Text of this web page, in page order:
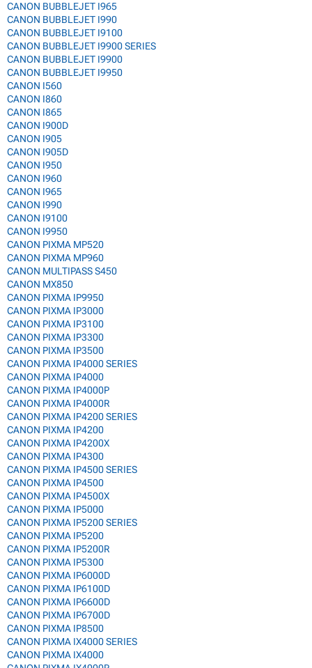
CANON BUBBLEJET I965
CANON BUBBLEJET I990
CANON BUBBLEJET I9100
CANON BUBBLEJET I9900 SERIES
CANON BUBBLEJET I9900
CANON BUBBLEJET I9950
CANON I560
CANON I860
CANON I865
CANON I900D
CANON I905
CANON I905D
CANON I950
CANON I960
CANON I965
CANON I990
CANON I9100
CANON I9950
CANON PIXMA MP520
CANON PIXMA MP960
CANON MULTIPASS S450
CANON MX850
CANON PIXMA IP9950
CANON PIXMA IP3000
CANON PIXMA IP3100
CANON PIXMA IP3300
CANON PIXMA IP3500
CANON PIXMA IP4000 SERIES
CANON PIXMA IP4000
CANON PIXMA IP4000P
CANON PIXMA IP4000R
CANON PIXMA IP4200 SERIES
CANON PIXMA IP4200
CANON PIXMA IP4200X
CANON PIXMA IP4300
CANON PIXMA IP4500 SERIES
CANON PIXMA IP4500
CANON PIXMA IP4500X
CANON PIXMA IP5000
CANON PIXMA IP5200 SERIES
CANON PIXMA IP5200
CANON PIXMA IP5200R
CANON PIXMA IP5300
CANON PIXMA IP6000D
CANON PIXMA IP6100D
CANON PIXMA IP6600D
CANON PIXMA IP6700D
CANON PIXMA IP8500
CANON PIXMA IX4000 SERIES
CANON PIXMA IX4000